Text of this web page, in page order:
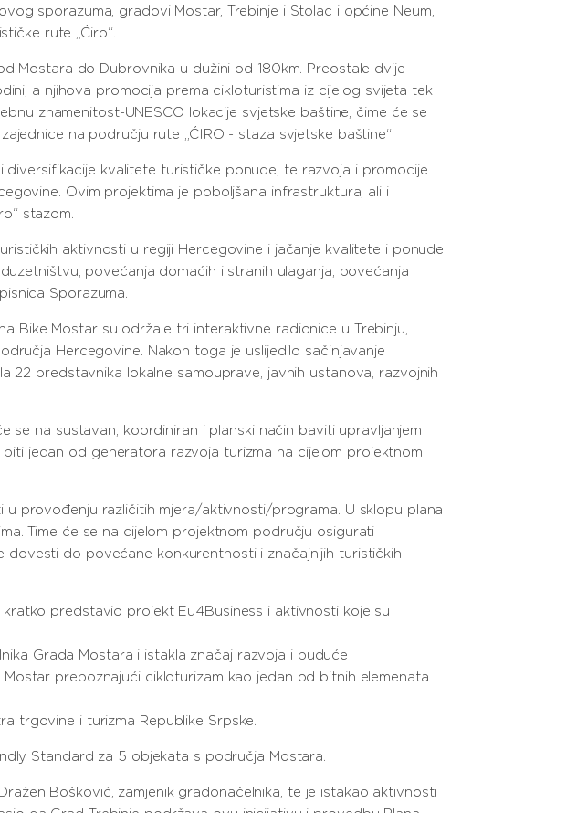
sporazuma, gradovi Mostar, Trebinje i Stolac i općine Neum,
rute „Ćiro“.
Mostara do Dubrovnika u dužini od 180km. Preostale dvije
a njihova promocija prema cikloturistima iz cijelog svijeta tek
znamenitost-UNESCO lokacije svjetske baštine, čime će se
na području rute „ĆIRO - staza svjetske baštine“.
diversifikacije kvalitete turističke ponude, te razvoja i promocije
Ovim projektima je poboljšana infrastruktura, ali i
stazom.
aktivnosti u regiji Hercegovine i jačanje kvalitete i ponude
povećanja domaćih i stranih ulaganja, povećanja
Sporazuma.
Bike Mostar su održale tri interaktivne radionice u Trebinju,
Hercegovine. Nakon toga je uslijedilo sačinjavanje
22 predstavnika lokalne samouprave, javnih ustanova, razvojnih
se na sustavan, koordiniran i planski način baviti upravljanjem
jedan od generatora razvoja turizma na cijelom projektnom
provođenju različitih mjera/aktivnosti/programa. U sklopu plana
Time će se na cijelom projektnom području osigurati
do povećane konkurentnosti i značajnijih turističkih
predstavio projekt Eu4Business i aktivnosti koje su
Grada Mostara i istakla značaj razvoja i buduće
prepoznajući cikloturizam kao jedan od bitnih elemenata
trgovine i turizma Republike Srpske.
Standard za 5 objekata s područja Mostara.
Bošković, zamjenik gradonačelnika, te je istakao aktivnosti